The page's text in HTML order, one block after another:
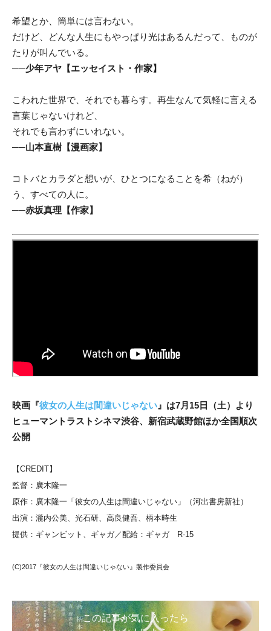
希望とか、簡単には言わない。
だけど、どんな人生にもやっぱり光はあるんだって、
ものが
たりが叫んでいる。
──少年アヤ【エッセイスト・作家】
こわれた世界で、それでも暮らす。 再生なんて気軽に言える
言葉じゃないけれど、
それでも言わずにいれない。
──山本直樹【漫画家】
コトバとカラダと想いが、ひとつになることを希（ねが）
う、すべての人に。
──赤坂真理【作家】
映画『彼女の人生は間違いじゃない 』は7月15日（土）より
ヒューマントラストシネマ渋谷、新宿武蔵野館ほか全国順次
公開
【CREDIT】
監督：廣木隆一
原作：廣木隆一「彼女の人生は間違いじゃない」（河出書房新社）
出演：瀧内公美、光石研、高良健吾、柄本時生
提供：ギャンビット、ギャガ／配給：ギャガ R-15
(C)2017『彼女の人生は間違いじゃない』製作委員会
この記事が気に入ったら